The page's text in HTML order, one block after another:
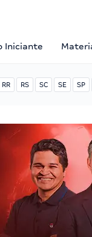
Iniciante
RR RS SC SE SP